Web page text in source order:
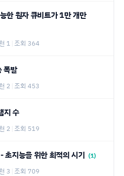
한 원자 큐비트가 1만 개만
1 조회 364
폭발
2 조회 453
지 수
2 조회 519
지능을 위한 최적의 시기 (1)
3 조회 709